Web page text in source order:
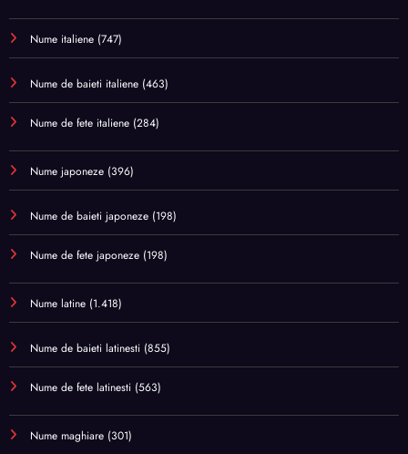
Nume italiene (747)
Nume de baieti italiene (463)
Nume de fete italiene (284)
Nume japoneze (396)
Nume de baieti japoneze (198)
Nume de fete japoneze (198)
Nume latine (1.418)
Nume de baieti latinesti (855)
Nume de fete latinesti (563)
Nume maghiare (301)